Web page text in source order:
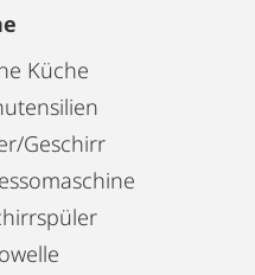
Küche
Geschirr